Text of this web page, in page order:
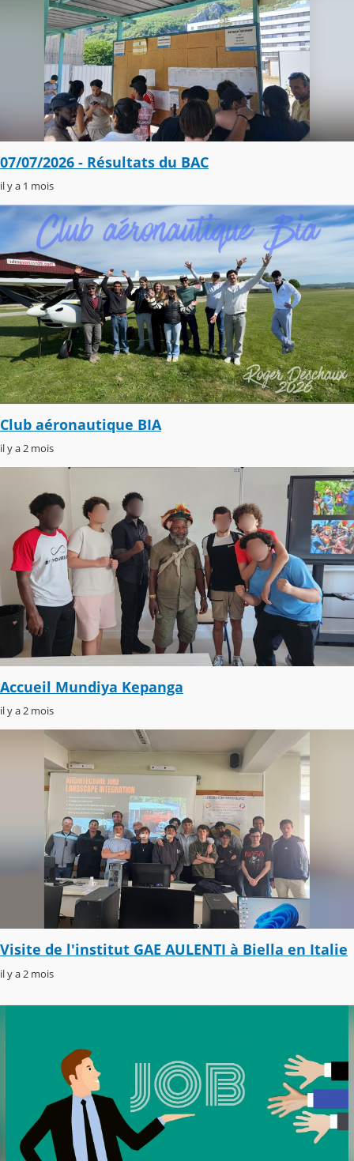
07/07/2026 - Résultats du BAC
il y a 1 mois
Club aéronautique BIA
il y a 2 mois
Accueil Mundiya Kepanga
il y a 2 mois
Visite de l'institut GAE AULENTI à Biella en Italie
il y a 2 mois